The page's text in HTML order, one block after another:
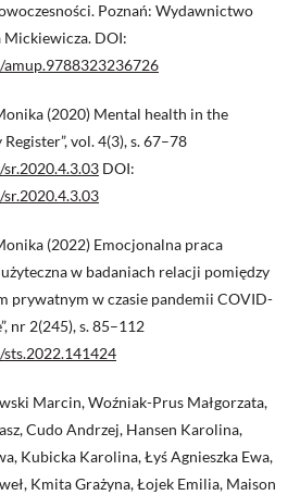
Poznań: Wydawnictwo
DOI:
(2020) Mental health in the
vol. 4(3), s. 67–78
DOI:
(2022) Emocjonalna praca
w badaniach relacji pomiędzy
prywatnym w czasie pandemii COVID-
nr 2(245), s. 85–112
Marcin, Woźniak-Prus Małgorzata,
Cudo Andrzej, Hansen Karolina,
Kubicka Karolina, Łyś Agnieszka Ewa,
Kmita Grażyna, Łojek Emilia, Maison